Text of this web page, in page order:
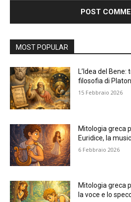
MOST POPULAR
L’Idea del
filosofia di
15 Febbraio 2026
Mitologia greca
Euridice, la
6 Febbraio 2026
Mitologia greca
la voce e lo